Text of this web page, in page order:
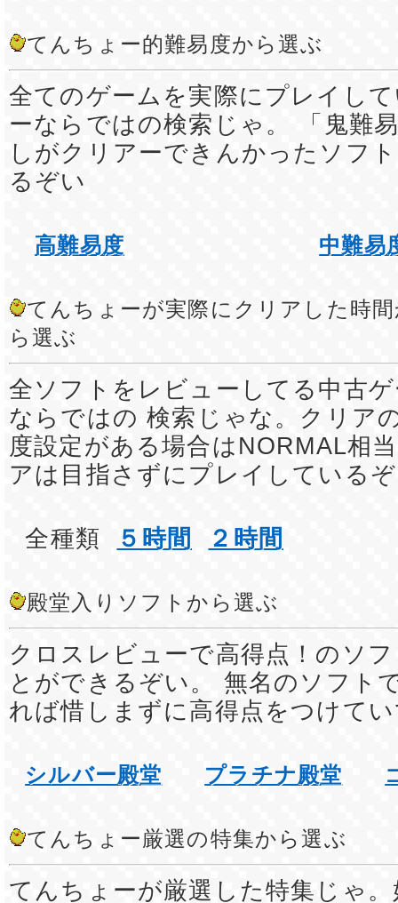
てんちょー的難易度から選ぶ
全てのゲームを実際にプレイし
ーならではの検索じゃ。 「鬼難
しがクリアーできんかったソフ
るぞい
高難易度 中難易
てんちょーが実際にクリアした時
ら選ぶ
全ソフトをレビューしてる中古
ならではの 検索じゃな。クリア
度設定がある場合はNORMAL相
アは目指さずにプレイしている
全種類 ５時間 ２時間
殿堂入りソフトから選ぶ
クロスレビューで高得点！のソ
とができるぞい。 無名のソフト
れば惜しまずに高得点をつけて
シルバー殿堂 プラチナ殿堂
てんちょー厳選の特集から選ぶ
てんちょーが厳選した特集じゃ